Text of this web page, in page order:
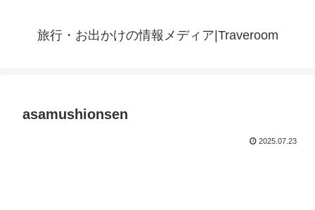
旅行・お出かけの情報メディア|Traveroom
asamushionsen
2025.07.23